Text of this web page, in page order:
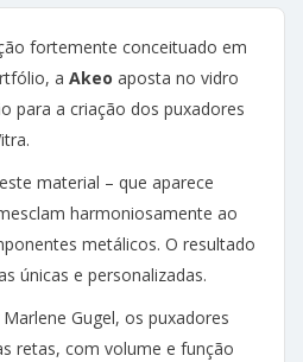
fortemente conceituado em
a Akeo aposta no vidro
para a criação dos puxadores
material – que aparece
harmoniosamente ao
metálicos. O resultado
únicas e personalizadas.
Gugel, os puxadores
retas, com volume e função